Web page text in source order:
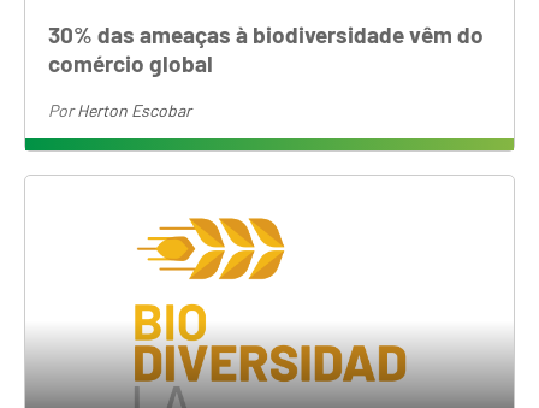
30% das ameaças à biodiversidade vêm do
comércio global
PorHerton Escobar